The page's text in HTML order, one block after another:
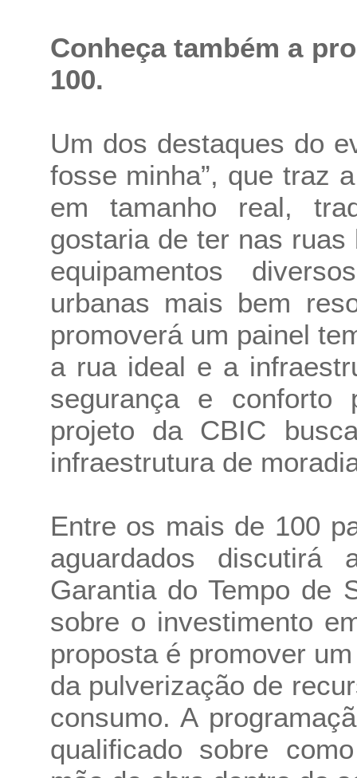
Conheça também a
100.
Um dos destaques do
fosse minha”, que traz
em tamanho real,
gostaria de ter nas
equipamentos
urbanas mais bem
promoverá um painel
a rua ideal e a
segurança e
projeto da CBIC
infraestrutura de
Entre os mais de 100
aguardados
Garantia do Tempo de
sobre o investimento
proposta é promover
da pulverização de
consumo. A
qualificado sobre